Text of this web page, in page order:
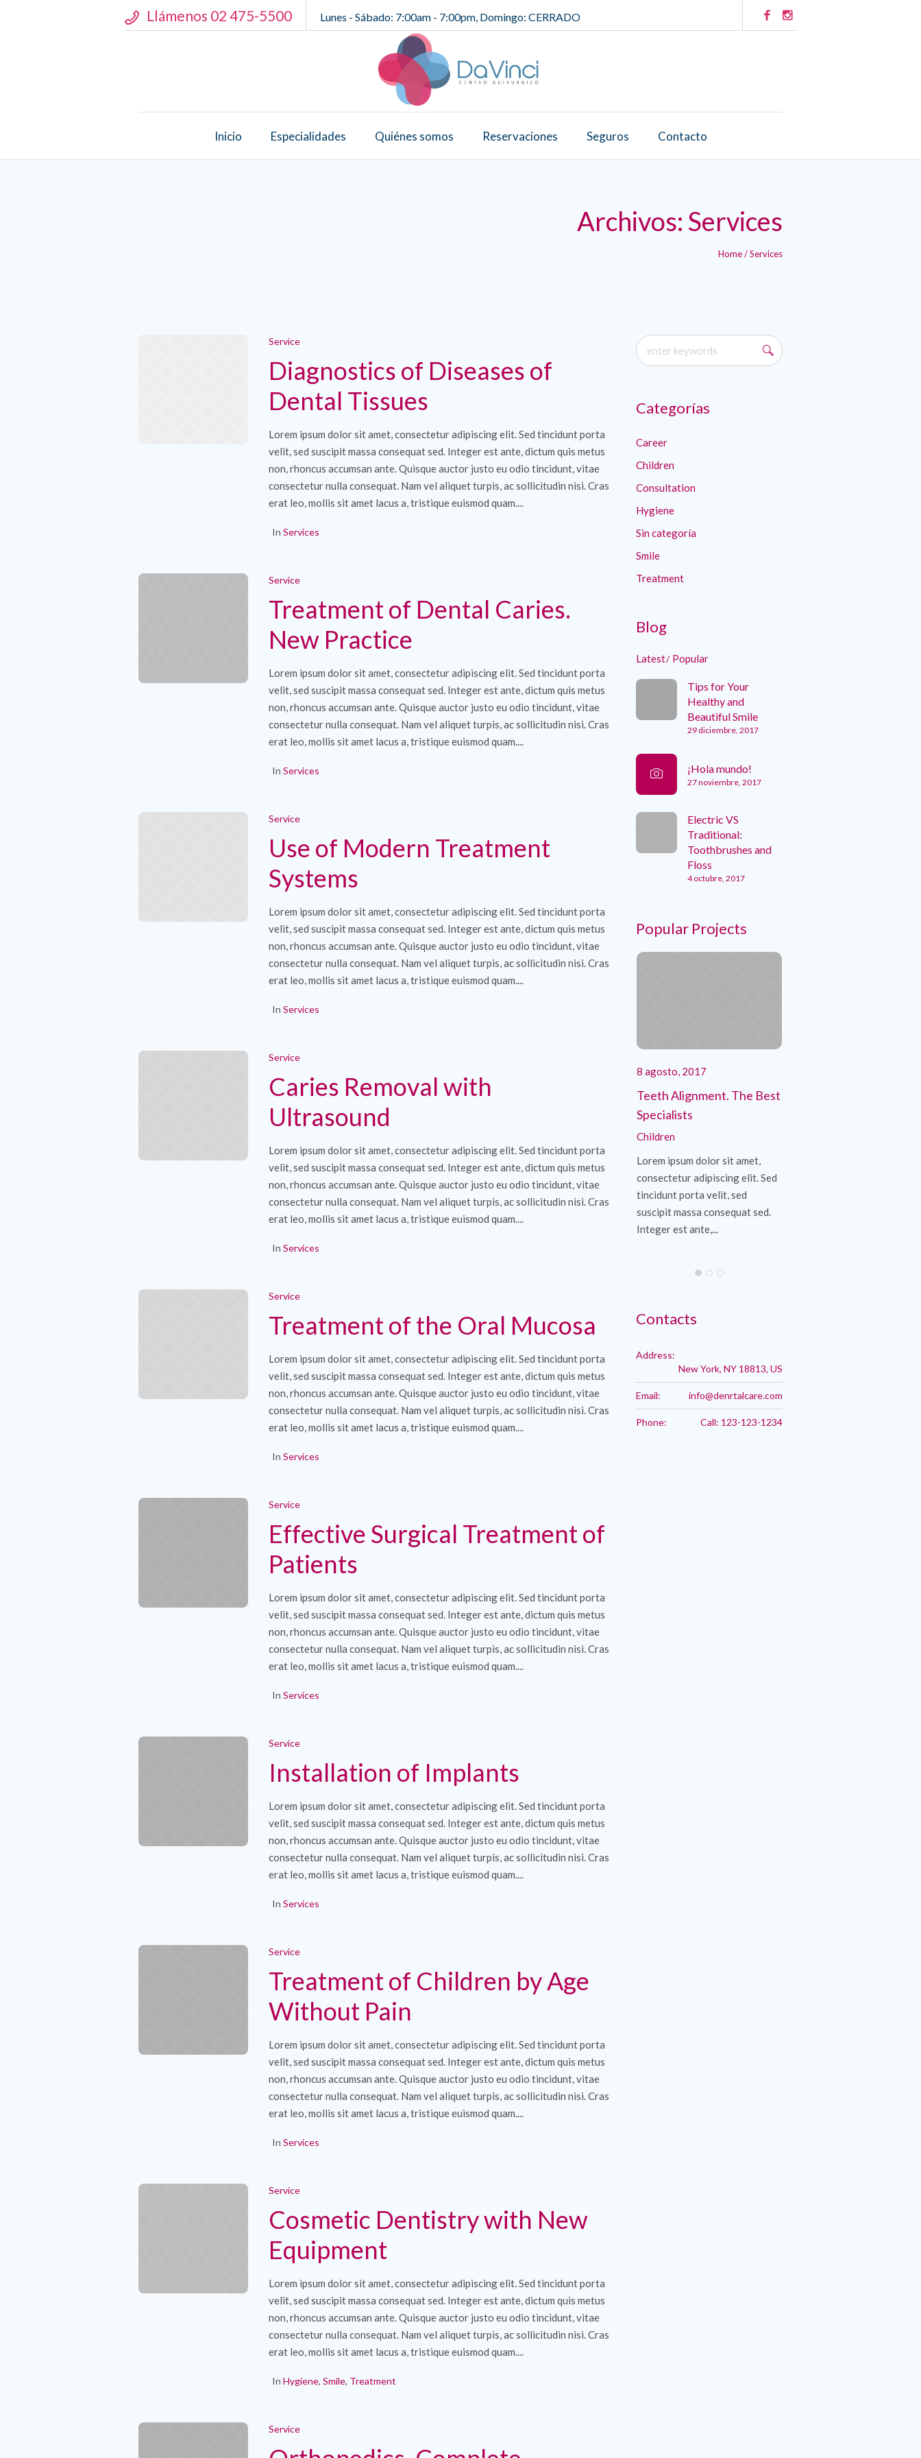
Llámenos 02 475-5500 Lunes - Sábado: 7:00am - 7:00pm, Domingo: CERRADO
Inicio Especialidades Quiénes somos Reservaciones Seguros Contacto
Archivos: Services
Home/Services
Service
Diagnostics of Diseases of
Dental Tissues
Lorem ipsum dolor sit amet, consectetur adipiscing elit. Sed tincidunt porta
velit, sed suscipit massa consequat sed. Integer est ante, dictum quis metus
non, rhoncus accumsan ante. Quisque auctor justo eu odio tincidunt, vitae
consectetur nulla consequat. Nam vel aliquet turpis, ac sollicitudin nisi. Cras
erat leo, mollis sit amet lacus a, tristique euismod quam....
In Services
Service
Treatment of Dental Caries.
New Practice
Lorem ipsum dolor sit amet, consectetur adipiscing elit. Sed tincidunt porta
velit, sed suscipit massa consequat sed. Integer est ante, dictum quis metus
non, rhoncus accumsan ante. Quisque auctor justo eu odio tincidunt, vitae
consectetur nulla consequat. Nam vel aliquet turpis, ac sollicitudin nisi. Cras
erat leo, mollis sit amet lacus a, tristique euismod quam....
In Services
Service
Use of Modern Treatment
Systems
Lorem ipsum dolor sit amet, consectetur adipiscing elit. Sed tincidunt porta
velit, sed suscipit massa consequat sed. Integer est ante, dictum quis metus
non, rhoncus accumsan ante. Quisque auctor justo eu odio tincidunt, vitae
consectetur nulla consequat. Nam vel aliquet turpis, ac sollicitudin nisi. Cras
erat leo, mollis sit amet lacus a, tristique euismod quam....
In Services
Service
Caries Removal with
Ultrasound
Lorem ipsum dolor sit amet, consectetur adipiscing elit. Sed tincidunt porta
velit, sed suscipit massa consequat sed. Integer est ante, dictum quis metus
non, rhoncus accumsan ante. Quisque auctor justo eu odio tincidunt, vitae
consectetur nulla consequat. Nam vel aliquet turpis, ac sollicitudin nisi. Cras
erat leo, mollis sit amet lacus a, tristique euismod quam....
In Services
Service
Treatment of the Oral Mucosa
Lorem ipsum dolor sit amet, consectetur adipiscing elit. Sed tincidunt porta
velit, sed suscipit massa consequat sed. Integer est ante, dictum quis metus
non, rhoncus accumsan ante. Quisque auctor justo eu odio tincidunt, vitae
consectetur nulla consequat. Nam vel aliquet turpis, ac sollicitudin nisi. Cras
erat leo, mollis sit amet lacus a, tristique euismod quam....
In Services
Service
Effective Surgical Treatment of
Patients
Lorem ipsum dolor sit amet, consectetur adipiscing elit. Sed tincidunt porta
velit, sed suscipit massa consequat sed. Integer est ante, dictum quis metus
non, rhoncus accumsan ante. Quisque auctor justo eu odio tincidunt, vitae
consectetur nulla consequat. Nam vel aliquet turpis, ac sollicitudin nisi. Cras
erat leo, mollis sit amet lacus a, tristique euismod quam....
In Services
Service
Installation of Implants
Lorem ipsum dolor sit amet, consectetur adipiscing elit. Sed tincidunt porta
velit, sed suscipit massa consequat sed. Integer est ante, dictum quis metus
non, rhoncus accumsan ante. Quisque auctor justo eu odio tincidunt, vitae
consectetur nulla consequat. Nam vel aliquet turpis, ac sollicitudin nisi. Cras
erat leo, mollis sit amet lacus a, tristique euismod quam....
In Services
Service
Treatment of Children by Age
Without Pain
Lorem ipsum dolor sit amet, consectetur adipiscing elit. Sed tincidunt porta
velit, sed suscipit massa consequat sed. Integer est ante, dictum quis metus
non, rhoncus accumsan ante. Quisque auctor justo eu odio tincidunt, vitae
consectetur nulla consequat. Nam vel aliquet turpis, ac sollicitudin nisi. Cras
erat leo, mollis sit amet lacus a, tristique euismod quam....
In Services
Service
Cosmetic Dentistry with New
Equipment
Lorem ipsum dolor sit amet, consectetur adipiscing elit. Sed tincidunt porta
velit, sed suscipit massa consequat sed. Integer est ante, dictum quis metus
non, rhoncus accumsan ante. Quisque auctor justo eu odio tincidunt, vitae
consectetur nulla consequat. Nam vel aliquet turpis, ac sollicitudin nisi. Cras
erat leo, mollis sit amet lacus a, tristique euismod quam....
In Hygiene, Smile, Treatment
Service
Categorías
Career
Children
Consultation
Hygiene
Sin categoría
Smile
Treatment
Blog
Latest Popular
Tips for Your
Healthy and
Beautiful Smile
29 diciembre, 2017
¡Hola mundo!
27 noviembre, 2017
Electric VS
Traditional:
Toothbrushes and
Floss
4 octubre, 2017
Popular Projects
8 agosto, 2017
Teeth Alignment. The Best
Specialists
Children
Lorem ipsum dolor sit amet,
consectetur adipiscing elit. Sed
tincidunt porta velit, sed
suscipit massa consequat sed.
Integer est ante,...
Contacts
Address:
New York, NY 18813, US
Email: info@denrtalcare.com
Phone: Call: 123-123-1234